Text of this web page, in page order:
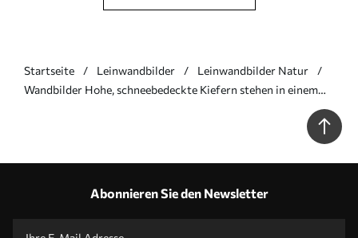
Startseite Leinwandbilder
Leinwandbilder Natur
Wandbilder Hohe, schneebedeckte Kiefern stehen in einem
Abonnieren Sie den Newsletter